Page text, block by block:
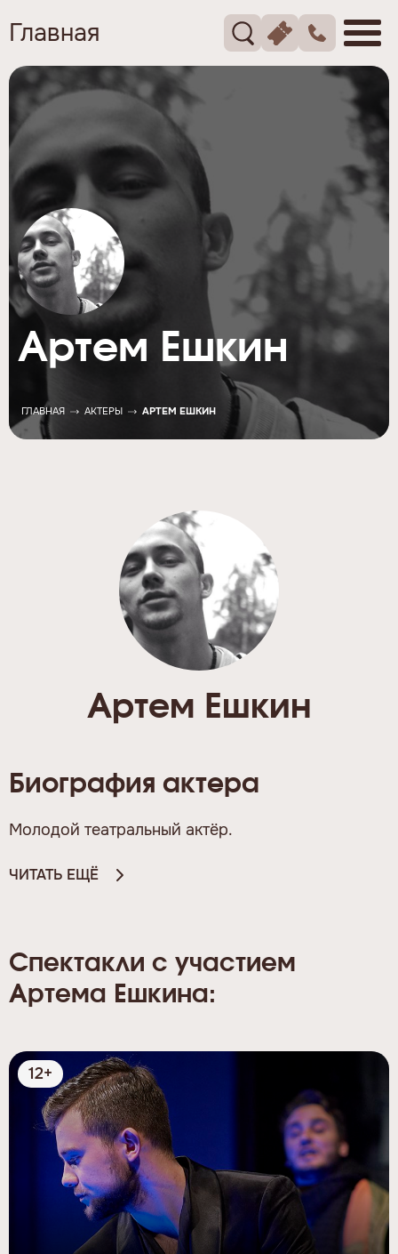
Главная
Артем Ешкин
ГЛАВНАЯ АКТЕРЫ АРТЕМ ЕШКИН
Артем Ешкин
Биография актера
Молодой театральный актёр.
ЧИТАТЬ ЕЩЁ
Спектакли с участием
Артема Ешкина:
12+